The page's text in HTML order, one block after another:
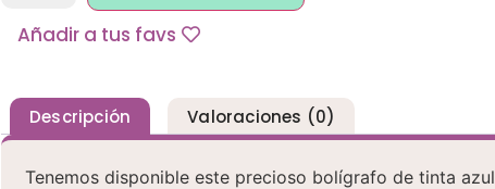
Añadir a tus favs
Descripción Valoraciones (0)
Tenemos disponible este precioso bolígrafo de tinta azul